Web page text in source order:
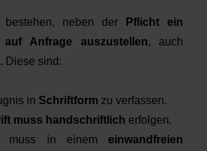
bestehen, neben der
Pflicht ein
auf Anfrage auszustellen, auch
Diese sind:
in Schriftform zu verfassen.
muss handschriftlich erfolgen.
muss in einem einwandfreien